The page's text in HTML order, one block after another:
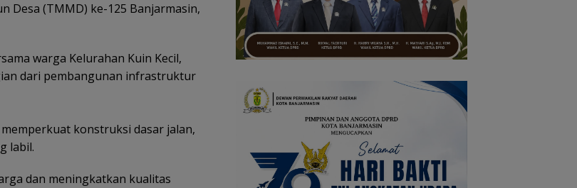
Desa (TMMD) ke-125 Banjarmasin,
warga Kelurahan Kuin Kecil,
dari pembangunan infrastruktur
konstruksi dasar jalan,
labil.
dan meningkatkan kualitas